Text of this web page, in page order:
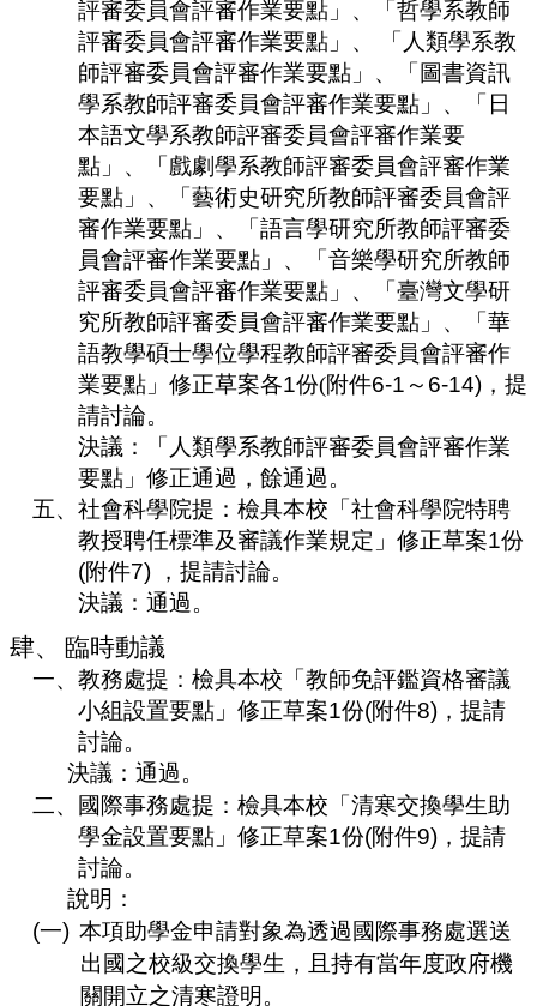
評審委員會評審作業要點」、「哲學系教師
評審委員會評審作業要點」、 「人類學系教
師評審委員會評審作業要點」、「圖書資訊
學系教師評審委員會評審作業要點」、「日
本語文學系教師評審委員會評審作業要
點」、「戲劇學系教師評審委員會評審作業
要點」、「藝術史研究所教師評審委員會評
審作業要點」、「語言學研究所教師評審委
員會評審作業要點」、「音樂學研究所教師
評審委員會評審作業要點」、「臺灣文學研
究所教師評審委員會評審作業要點」、「華
語教學碩士學位學程教師評審委員會評審作
業要點」修正草案各1份(附件6-1 ～ 6-14)，提
請討論。
決議：「人類學系教師評審委員會評審作業
要點」修正通過，餘通過。
五、 社會科學院提：檢具本校「社會科學院特聘
教授聘任標準及審議作業規定」修正草案1份
(附件7)
，提請討論。
決議： 通過。
肆、 臨時動議
一、 教務處提：檢具本校「教師免評鑑資格審議
小組設置要點」修正草案1份(附件8)，提請
討論。
決議：通過。
二、
國際事務處提：檢具本校「清寒交換學生助
學金設置要點」修正草案1份(附件9)，提請
討論。
說明：
(一) 本項助學金申請對象為透過國際事務處選送
出國之校級交換學生，且持有當年度政府機
關開立之清寒證明。